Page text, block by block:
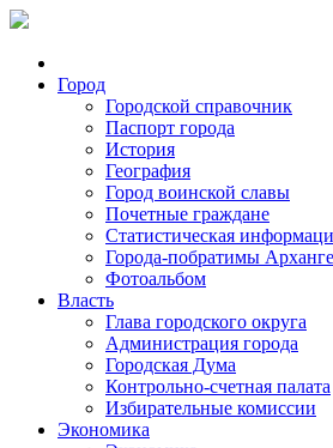
Город
Городской справочник
Паспорт города
История
География
Город воинской славы
Почетные граждане
Статистическая
Города-побратимы
Фотоальбом
Власть
Глава городского округа
Администрация города
Городская Дума
Контрольно-счетная палата
Избирательные комиссии
Экономика